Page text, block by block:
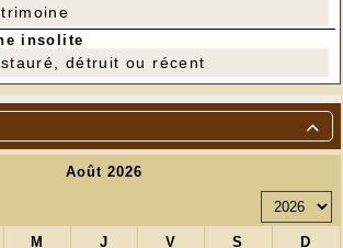

insolite
détruit ou récent